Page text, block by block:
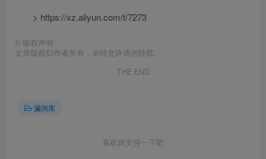
> https://xz.aliyun.com/t/7273
© 版权声明
文章版权归作者所有，未经允许请勿转载。
THE END
漏洞库
喜欢就支持一下吧